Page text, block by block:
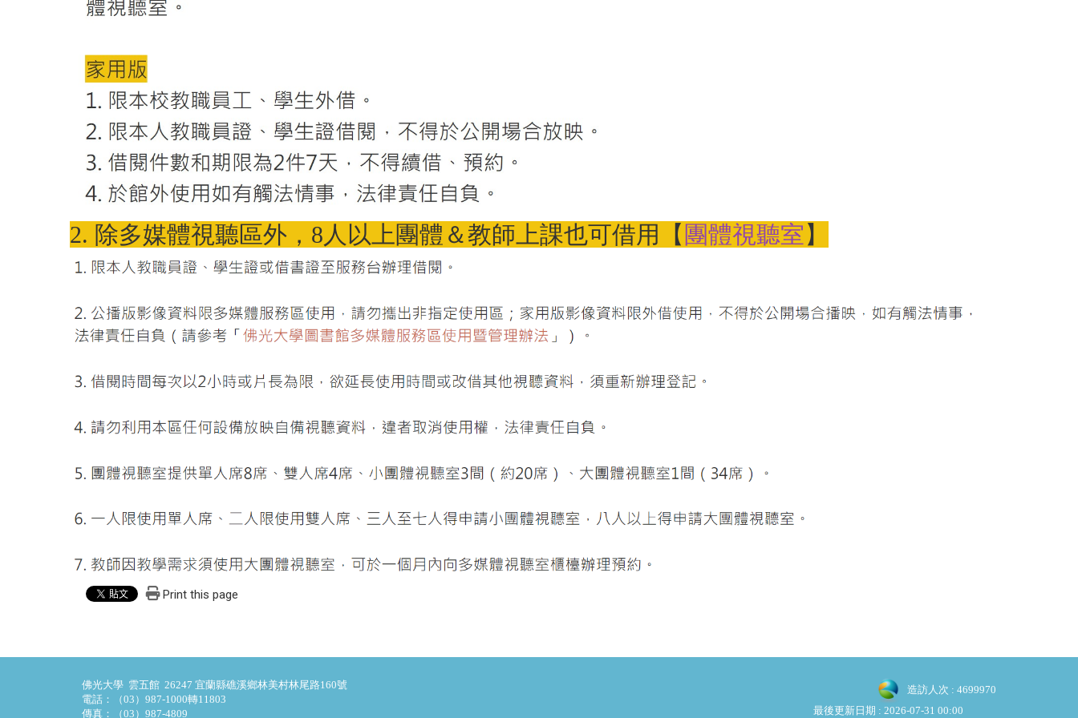
2. 除多媒體視聽區外，8人以上團體＆教師上課也可借用【 團體視聽室 】
Print this page
佛光大學 雲五館 26247 宜蘭縣礁溪鄉林美村林尾路160號
電話：（03）987-1000轉11803
傳真：（03）987-4809
造訪人次 : 4699970
最後更新日期 : 2026-07-31 00:00